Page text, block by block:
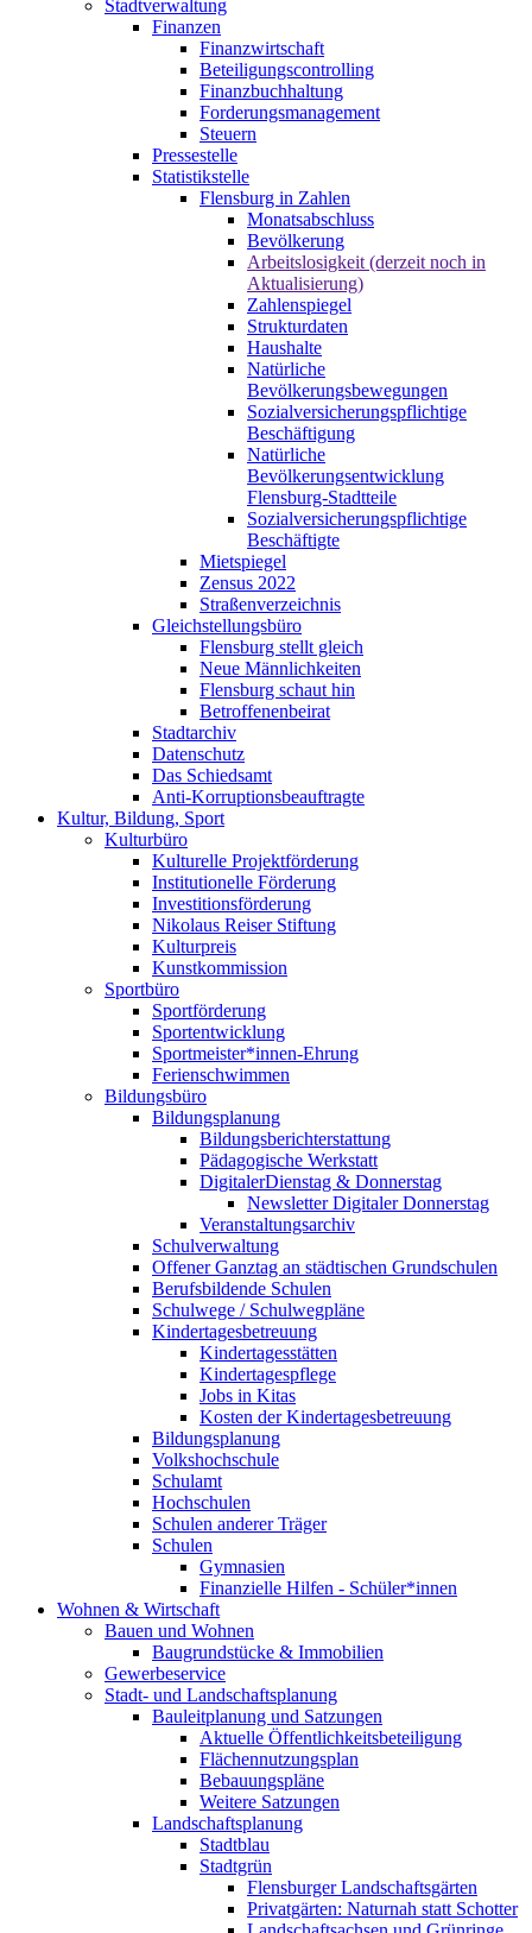
Stadtverwaltung
Finanzen
Finanzwirtschaft
Beteiligungscontrolling
Finanzbuchhaltung
Forderungsmanagement
Steuern
Pressestelle
Statistikstelle
Flensburg in Zahlen
Monatsabschluss
Bevölkerung
Arbeitslosigkeit (derzeit noch in
Aktualisierung)
Zahlenspiegel
Strukturdaten
Haushalte
Natürliche
Bevölkerungsbewegungen
Sozialversicherungspflichtige
Beschäftigung
Natürliche
Bevölkerungsentwicklung
Flensburg-Stadtteile
Sozialversicherungspflichtige
Beschäftigte
Mietspiegel
Zensus 2022
Straßenverzeichnis
Gleichstellungsbüro
Flensburg stellt gleich
Neue Männlichkeiten
Flensburg schaut hin
Betroffenenbeirat
Stadtarchiv
Datenschutz
Das Schiedsamt
Anti-Korruptionsbeauftragte
Kultur, Bildung, Sport
Kulturbüro
Kulturelle Projektförderung
Institutionelle Förderung
Investitionsförderung
Nikolaus Reiser Stiftung
Kulturpreis
Kunstkommission
Sportbüro
Sportförderung
Sportentwicklung
Sportmeister*innen-Ehrung
Ferienschwimmen
Bildungsbüro
Bildungsplanung
Bildungsberichterstattung
Pädagogische Werkstatt
DigitalerDienstag & Donnerstag
Newsletter Digitaler Donnerstag
Veranstaltungsarchiv
Schulverwaltung
Offener Ganztag an städtischen Grundschulen
Berufsbildende Schulen
Schulwege / Schulwegpläne
Kindertagesbetreuung
Kindertagesstätten
Kindertagespflege
Jobs in Kitas
Kosten der Kindertagesbetreuung
Bildungsplanung
Volkshochschule
Schulamt
Hochschulen
Schulen anderer Träger
Schulen
Gymnasien
Finanzielle Hilfen - Schüler*innen
Wohnen & Wirtschaft
Bauen und Wohnen
Baugrundstücke & Immobilien
Gewerbeservice
Stadt- und Landschaftsplanung
Bauleitplanung und Satzungen
Aktuelle Öffentlichkeitsbeteiligung
Flächennutzungsplan
Bebauungspläne
Weitere Satzungen
Landschaftsplanung
Stadtblau
Stadtgrün
Flensburger Landschaftsgärten
Privatgärten: Naturnah statt Schotter